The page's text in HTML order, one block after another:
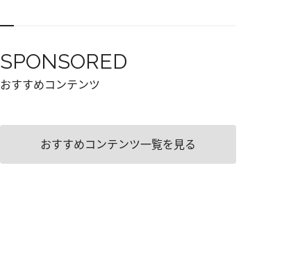
SPONSORED
おすすめコンテンツ
おすすめコンテンツ一覧を見る